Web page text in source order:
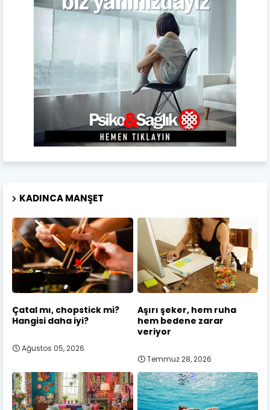
KADINCA MANŞET
Çatal mı, chopstick mi?
Hangisi daha iyi?
Ağustos 05, 2026
Aşırı şeker, hem ruha
hem bedene zarar
veriyor
Temmuz 28, 2026